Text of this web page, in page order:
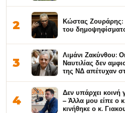
2
Κώστας Ζουράρης:
του
3
Λιμάνι Ζακύνθου:
Ναυτιλίας δεν
της ΝΔ απέτυχαν
4
Δεν υπάρχει κοινή
– Άλλα μου είπε ο
κινήθηκε ο κ.